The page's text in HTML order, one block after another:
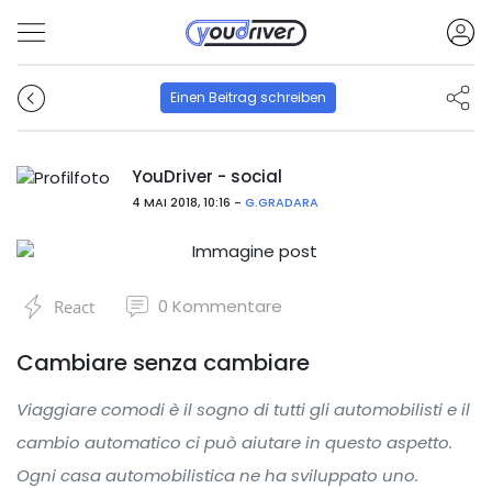
Einen Beitrag schreiben
YouDriver - social
4 MAI 2018, 10:16 - G.GRADARA
React 0 Kommentare
Cambiare senza cambiare
Viaggiare comodi è il sogno di tutti gli automobilisti e il
cambio automatico ci può aiutare in questo aspetto.
Ogni casa automobilistica ne ha sviluppato uno.